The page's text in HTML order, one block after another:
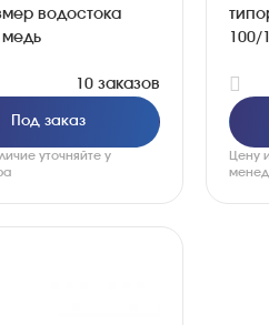
водостока
медь
10 заказов
Под заказ
уточняйте у
Цену